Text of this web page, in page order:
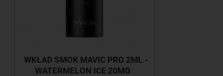
WKŁAD SMOK MAVIC PRO 2ML -
WATERMELON ICE 20MG